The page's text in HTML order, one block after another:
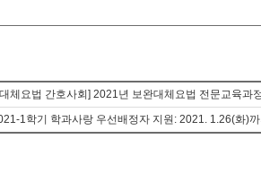
체요법 간호사회] 2021년 보완대체요법 전문교육과
1학기 학과사랑 우선배정자 지원: 2021. 1.26(화)